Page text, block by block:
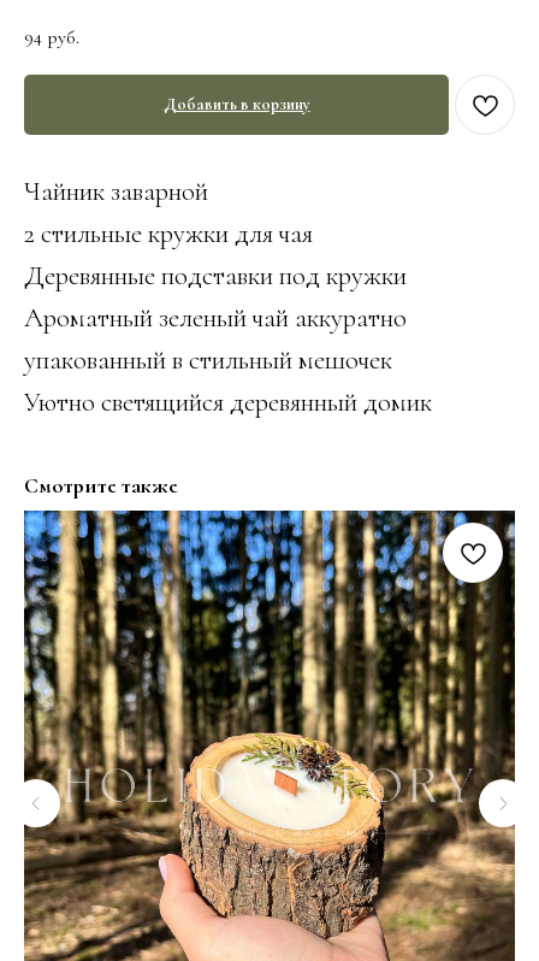
94 руб.
Добавить в корзину
Чайник заварной
2 стильные кружки для чая
Деревянные подставки под кружки
Ароматный зеленый чай аккуратно
упакованный в стильный мешочек
Уютно светящийся деревянный домик
Смотрите также